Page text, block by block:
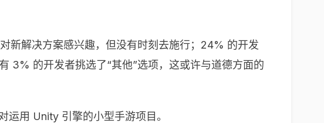
新解决方案感兴趣，但没有时刻去施行；24% 的开发
3% 的开发者挑选了“其他”选项，这或许与道德方面的
用 Unity 引擎的小型手游项目。